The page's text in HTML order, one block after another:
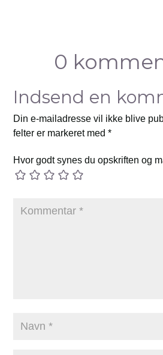
0
Indsend en
Din e-mailadresse vil ikke blive
felter er markeret med*
Hvor godt synes du opskriften og